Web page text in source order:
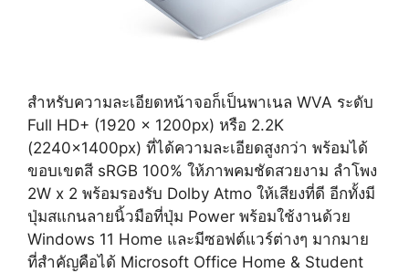
สำหรับความละเอียดหน้าจอก็เป็นพาเนล WVA ระดับ
Full HD+ (1920 x 1200px) หรือ 2.2K
(2240×1400px) ที่ได้ความละเอียดสูงกว่า พร้อมได้
ขอบเขตสี sRGB 100% ให้ภาพคมชัดสวยงาม ลำโพง
2W x 2 พร้อมรองรับ Dolby Atmo ให้เสียงที่ดี อีกทั้งมี
ปุ่มสแกนลายนิ้วมือที่ปุ่ม Power พร้อมใช้งานด้วย
Windows 11 Home และมีซอฟต์แวร์ต่างๆ มากมาย
ที่สำคัญคือได้ Microsoft Office Home & Student